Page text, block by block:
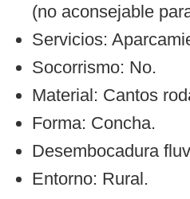
(no aconsejable
Servicios:
Socorrismo: No.
Material: Cantos
Forma: Concha.
Desembocadura
Entorno: Rural.